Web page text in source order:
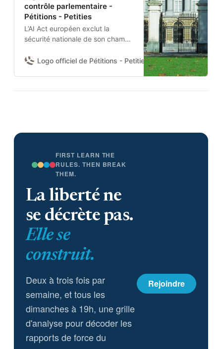
contrôle parlementaire -
Pétitions - Petities
L’AI Act européen exclut la
sécurité nationale de son champ.
donc l’usage de l’IA par la
Chambre d’adopter une
leurs garanties contractuelles ;
minimales ; et (3) se prononcer
sur l’usage de l’IA pour la
surveillance de masse et les
Logo officiel de Pétitions - Petities Damien Van
FIRST LEARN THE
RULES. THEN BREAK
THEM.
La liberté ne
se décrète pas.
Elle se
construit.
Deux à trois fois par
semaine, et tous les
dimanches à 19h, une grille
d'analyse pour décoder les
rapports de force du
Rejoindre